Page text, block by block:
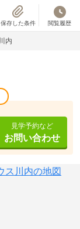
保存した条件 閲覧履歴
内
見学予約など
お問い合わせ